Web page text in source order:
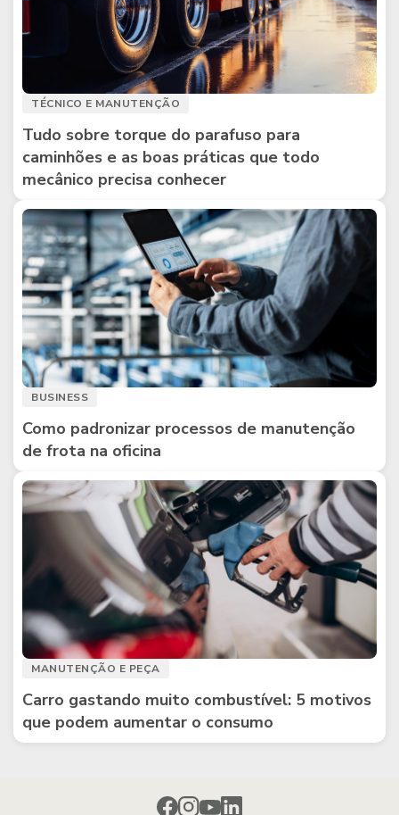
TÉCNICO E MANUTENÇÃO
Tudo sobre torque do parafuso para
caminhões e as boas práticas que todo
mecânico precisa conhecer
BUSINESS
Como padronizar processos de manutenção
de frota na oficina
MANUTENÇÃO E PEÇA
Carro gastando muito combustível: 5 motivos
que podem aumentar o consumo